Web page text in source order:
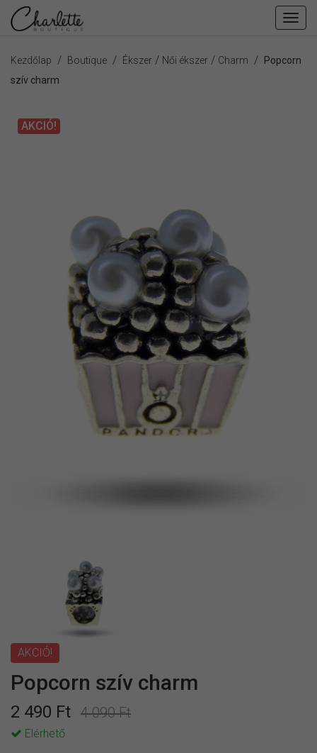
Kezdőlap / Boutique / Ékszer / Női ékszer / Charm /
Popcorn
szív charm
AKCIÓ!
AKCIÓ!
Popcorn szív charm
2 490 Ft 4 090 Ft
Elérhető